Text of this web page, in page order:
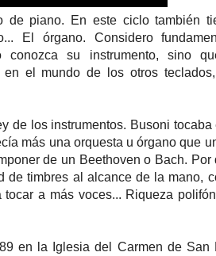
piano. En este ciclo también
El órgano. Considero
su instrumento, sino
el mundo de los otros
de los instrumentos. Busoni tocaba
más una orquesta u órgano que
de un Beethoven o Bach. Por
de timbres al alcance de la mano,
a más voces... Riqueza
en la Iglesia del Carmen de San